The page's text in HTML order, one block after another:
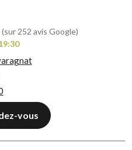
(sur 252 avis Google)
vous